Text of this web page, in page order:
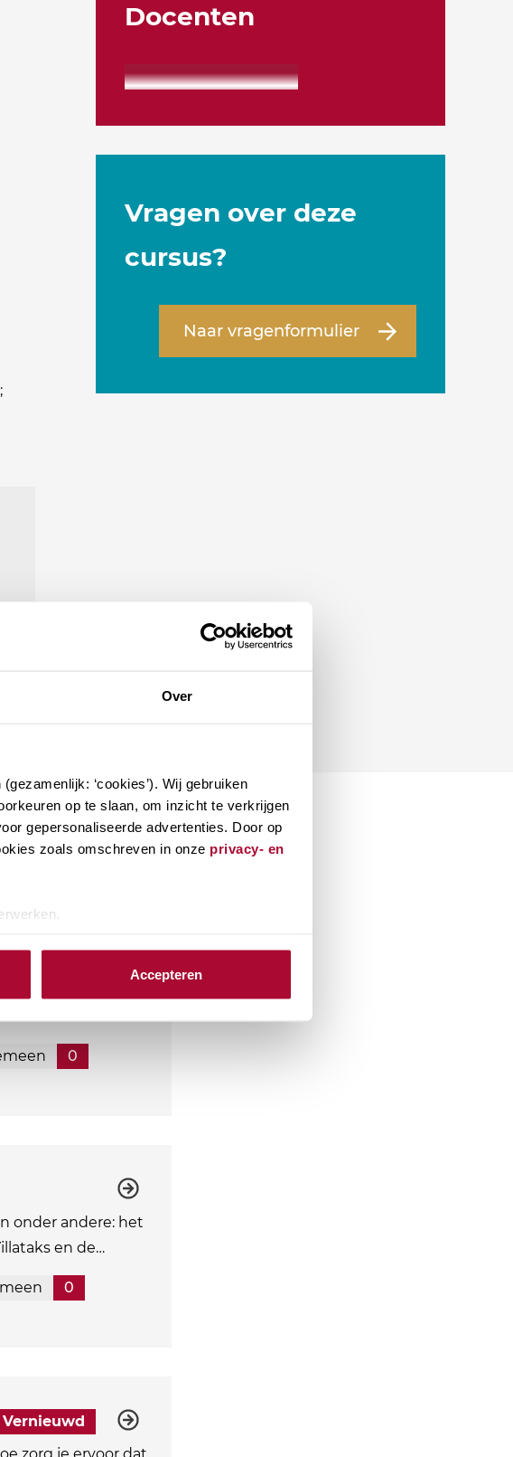
Over
‘cookies’). Wij gebruiken
op te slaan, om inzicht te verkrijgen
gepersonaliseerde advertenties. Door op
zoals omschreven in onze privacy- en
Accepteren
Docenten
Vragen over deze
cursus?
Naar vragenformulier
jouw
Bij RB
0
onder andere: het
en de…
0
Vernieuwd